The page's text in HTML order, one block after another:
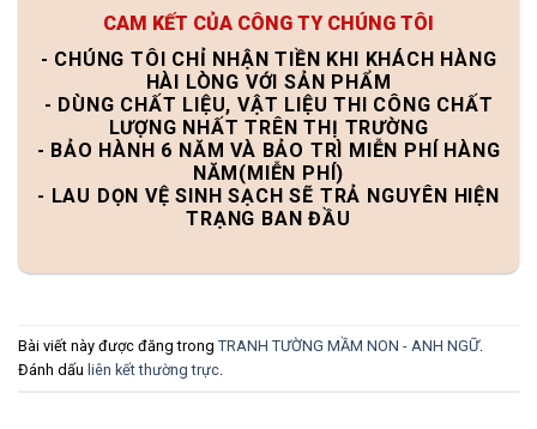
CAM KẾT CỦA CÔNG TY CHÚNG TÔI
- CHÚNG TÔI CHỈ NHẬN TIỀN KHI KHÁCH HÀNG
HÀI LÒNG VỚI SẢN PHẨM
- DÙNG CHẤT LIỆU, VẬT LIỆU THI CÔNG CHẤT
LƯỢNG NHẤT TRÊN THỊ TRƯỜNG
- BẢO HÀNH 6 NĂM VÀ BẢO TRÌ MIỄN PHÍ HÀNG
NĂM(MIỄN PHÍ)
- LAU DỌN VỆ SINH SẠCH SẼ TRẢ NGUYÊN HIỆN
TRẠNG BAN ĐẦU
Bài viết này được đăng trong TRANH TƯỜNG MẦM NON - ANH NGỮ.
Đánh dấu liên kết thường trực